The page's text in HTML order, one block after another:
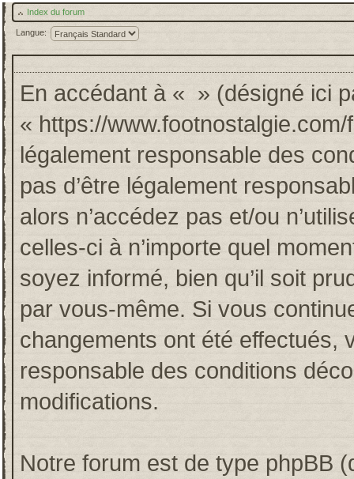
Index du forum
Langue:
En accédant à « » (désigné ici
« https://
légalement responsable des
pas d’être légalement
alors n’accédez pas et/ou
celles-ci à n’importe quel
soyez informé, bien qu’il soit
par vous-même. Si vous
changements ont été effectués,
responsable des conditions
modifications.
Notre forum est de type phpBB